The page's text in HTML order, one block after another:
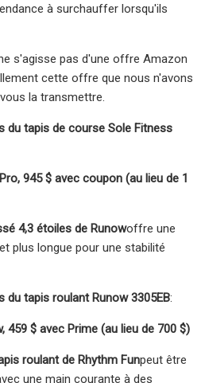
à surchauffer lorsqu'ils
s'agisse pas d'une offre Amazon
cette offre que nous n'avons
la transmettre.
du tapis de course Sole Fitness
945 $ avec coupon (au lieu de 1
4,3 étoiles de Runowoffre une
plus longue pour une stabilité
du tapis roulant Runow 3305EB:
459 $ avec Prime (au lieu de 700 $)
roulant de Rhythm Funpeut être
une main courante à des